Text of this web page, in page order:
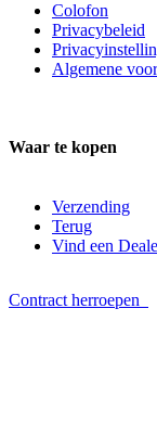
Colofon
Privacybeleid
Algemene
Waar te kopen
Verzending
Terug
Vind een
Contract herroepen